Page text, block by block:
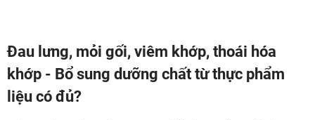
Đau lưng, mỏi gối, viêm khớp, thoái hóa
khớp - Bổ sung dưỡng chất từ thực phẩm
liệu có đủ?